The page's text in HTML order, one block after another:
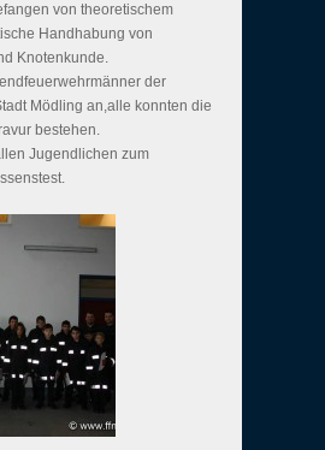
von theoretischem
Handhabung von
Knotenkunde.
der
Mödling an,alle konnten die
bestehen.
Jugendlichen zum